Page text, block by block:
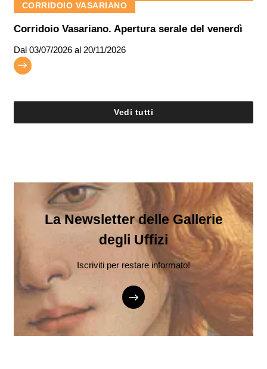
CORRIDOIO VASARIANO
Corridoio Vasariano. Apertura serale del venerdì
Dal 03/07/2026 al 20/11/2026
Vedi tutti
La Newsletter delle Gallerie
degli Uffizi
Iscriviti per restare informato!